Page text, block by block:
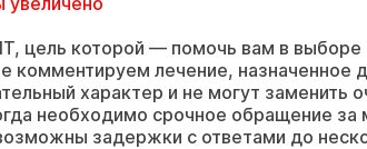
цель которой — помочь вам в выборе
лечение, назначенное
характер и не могут заменить
необходимо срочное обращение
задержки с ответами до